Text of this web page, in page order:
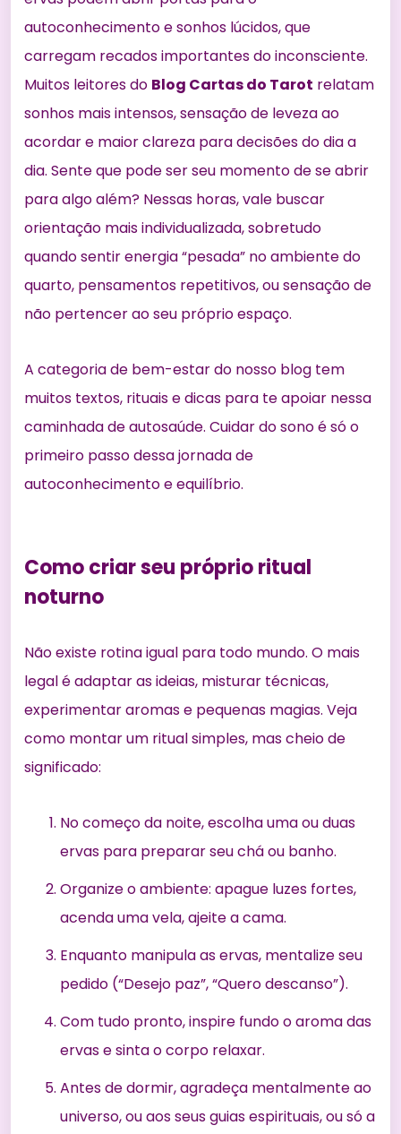
autoconhecimento e sonhos lúcidos, que
carregam recados importantes do inconsciente.
Muitos leitores do Blog Cartas do Tarot relatam
sonhos mais intensos, sensação de leveza ao
acordar e maior clareza para decisões do dia a
dia. Sente que pode ser seu momento de se abrir
para algo além? Nessas horas, vale buscar
orientação mais individualizada, sobretudo
quando sentir energia “pesada” no ambiente do
quarto, pensamentos repetitivos, ou sensação de
não pertencer ao seu próprio espaço.
A categoria de bem-estardo nosso blog tem
muitos textos, rituais e dicas para te apoiar nessa
caminhada de autosaúde. Cuidar do sono é só o
primeiro passo dessa jornada de
autoconhecimento e equilíbrio.
Como criar seu próprio ritual
noturno
Não existe rotina igual para todo mundo. O mais
legal é adaptar as ideias, misturar técnicas,
experimentar aromas e pequenas magias. Veja
como montar um ritual simples, mas cheio de
significado:
No começo da noite, escolha uma ou duas
ervas para preparar seu chá ou banho.
Organize o ambiente: apague luzes fortes,
acenda uma vela, ajeite a cama.
Enquanto manipula as ervas, mentalize seu
pedido (“Desejo paz”, “Quero descanso”).
Com tudo pronto, inspire fundo o aroma das
ervas e sinta o corpo relaxar.
Antes de dormir, agradeça mentalmente ao
universo, ou aos seus guias espirituais, ou só a